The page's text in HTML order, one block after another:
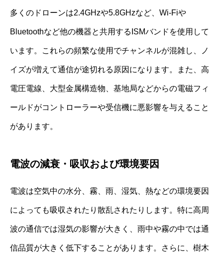
多くのドローンは2.4GHzや5.8GHzなど、Wi-Fiや
Bluetoothなど他の機器と共用するISMバンドを使用して
います。これらの頻繁な使用でチャンネルが混雑し、ノ
イズが増えて通信が途切れる原因になります。また、高
電圧電線、大型金属構造物、基地局などからの電磁フィ
ールドがコントローラーや受信機に悪影響を与えること
があります。
電波の減衰・吸収および環境要因
電波は空気中の水分、霧、雨、湿気、熱などの環境要因
によっても吸収されたり散乱されたりします。特に高周
波の通信では湿気の影響が大きく、雨中や霧の中では通
信品質が大きく低下することがあります。さらに、樹木